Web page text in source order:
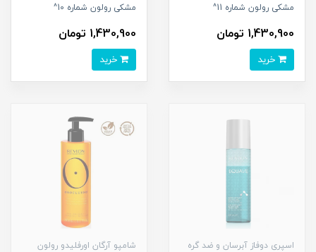
مشکی رولون شماره 11^
1,430,900 تومان
مشکی رولون شماره 10^
1,430,900 تومان
اسپری دوفاز آبرسان و ضد گره
شامپو آرگان اورفلیدو رولون